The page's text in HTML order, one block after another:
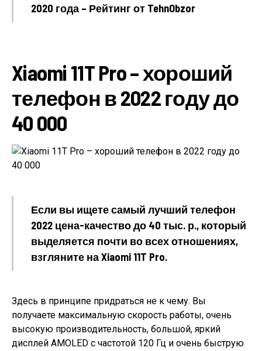
2020 года – Рейтинг от TehnObzor
Xiaomi 11T Pro – хороший
телефон в 2022 году до
40 000
Если вы ищете самый лучший телефон
2022 цена-качество до 40 тыс. р., который
выделяется почти во всех отношениях,
взгляните на Xiaomi 11T Pro.
Здесь в принципе придраться не к чему. Вы
получаете максимальную скорость работы, очень
высокую производительность, большой, яркий
дисплей AMOLED с частотой 120 Гц и очень быструю